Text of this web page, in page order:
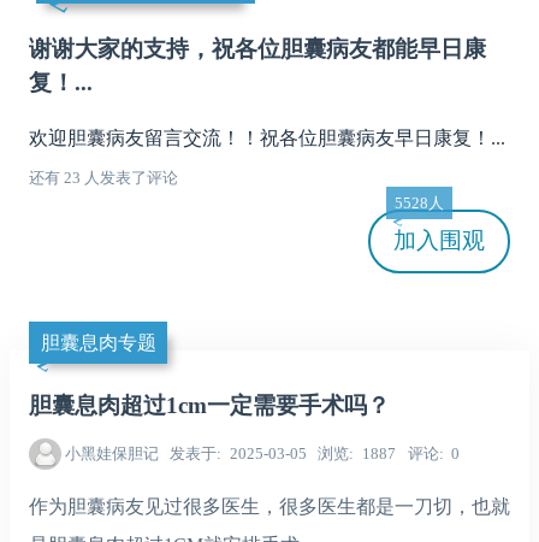
谢谢大家的支持，祝各位胆囊病友都能早日康
复！...
欢迎胆囊病友留言交流！！祝各位胆囊病友早日康复！...
还有 23 人发表了评论
加入
5528人
围观
胆囊息肉专题
胆囊息肉超过1cm一定需要手术吗？
小黑娃保胆记 发表于 2025-03-05 浏览 1887 评论 0
作为胆囊病友见过很多医生，很多医生都是一刀切，也就